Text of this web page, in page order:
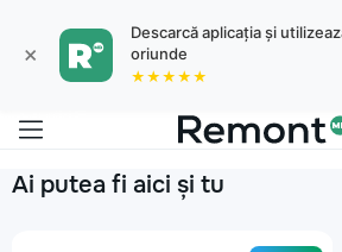
×
Descarcă aplicația și
oriunde
★★★★★
Ai putea fi aici și tu